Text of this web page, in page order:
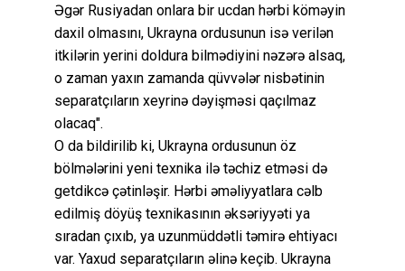
Əgər Rusiyadan onlara bir ucdan hərbi köməyin
daxil olmasını, Ukrayna ordusunun isə verilən
itkilərin yerini doldura bilmədiyini nəzərə alsaq,
o zaman yaxın zamanda qüvvələr nisbətinin
separatçıların xeyrinə dəyişməsi qaçılmaz
olacaq".
O da bildirilib ki, Ukrayna ordusunun öz
bölmələrini yeni texnika ilə təchiz etməsi də
getdikcə çətinləşir. Hərbi əməliyyatlara cəlb
edilmiş döyüş texnikasının əksəriyyəti ya
sıradan çıxıb, ya uzunmüddətli təmirə ehtiyacı
var. Yaxud separatçıların əlinə keçib. Ukrayna